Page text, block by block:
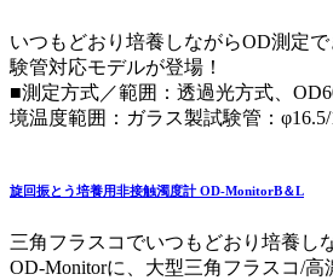
いつもどおり培養しながらOD測定
験管対応モデルが登場！
■測定方式／範囲：透過光方式、
境温度範囲：ガラス製試験管：
旋回振とう培養用非接触濁度計 OD-MonitorB＆L
三角フラスコでいつもどおり培養し
OD-Monitorに、大型三角フラスコ/高